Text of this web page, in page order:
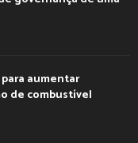
aumentar
de combustível